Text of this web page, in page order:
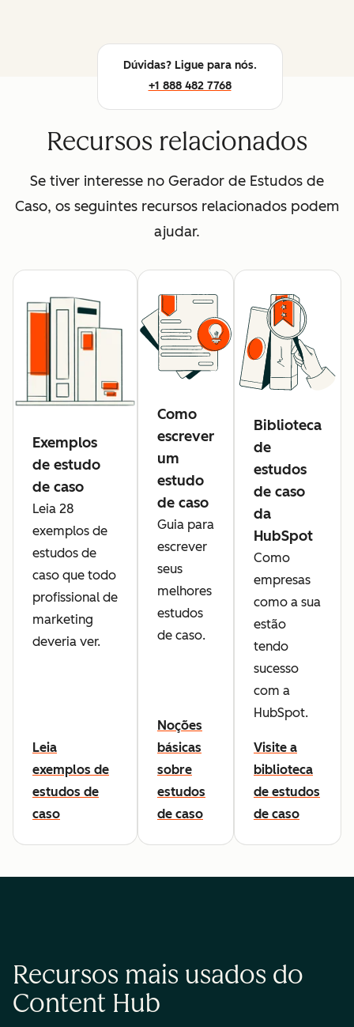
Dúvidas? Ligue para nós.
+1 888 482 7768
Recursos relacionados
Se tiver interesse no Gerador de Estudos de
Caso, os seguintes recursos relacionados podem
ajudar.
Exemplos
de estudo
de caso
Leia 28
exemplos de
estudos de
caso que todo
profissional de
marketing
deveria ver.
Leia
exemplos de
estudos de
caso
Como
escrever
um
estudo
de caso
Guia para
escrever
seus
melhores
estudos
de caso.
Noções
básicas
sobre
estudos
de caso
Biblioteca
de
estudos
de caso
da
HubSpot
Como
empresas
como a sua
estão
tendo
sucesso
com a
HubSpot.
Visite a
biblioteca
de estudos
de caso
Recursos mais usados do
Content Hub